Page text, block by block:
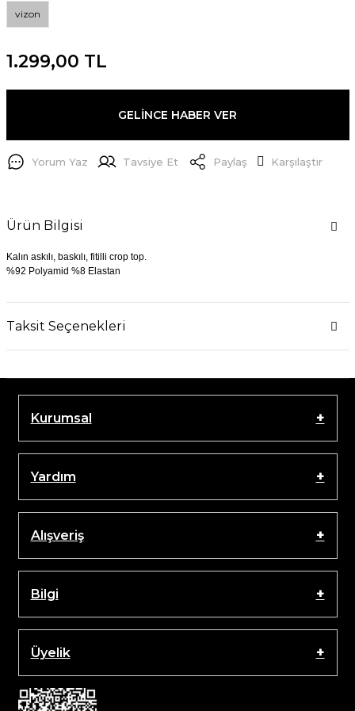
vizon
1.299,00 TL
GELİNCE HABER VER
Yorum Yaz Tavsiye Et Paylaş Karşılaştır
Ürün Bilgisi
Kalın askılı, baskılı, fitilli crop top.
%92 Polyamid %8 Elastan
Taksit Seçenekleri
Kurumsal
Yardım
Alışveriş
Bilgi
Üyelik